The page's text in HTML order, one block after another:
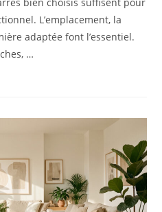
L’emplacement, la
adaptée font l’essentiel.
…